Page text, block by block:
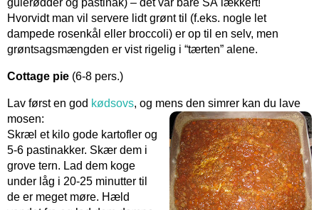
Hvorvidt man vil servere lidt grønt til (f.eks. nogle let
dampede rosenkål eller broccoli) er op til en selv, men
grøntsagsmængden er vist rigelig i “tærten” alene.
Cottage pie (6-8 pers.)
Lav først en god kødsovs, og mens den simrer kan du lave
mosen:
Skræl et kilo gode kartofler og
5-6 pastinakker. Skær dem i
grove tern. Lad dem koge
under låg i 20-25 minutter til
de er meget møre. Hæld